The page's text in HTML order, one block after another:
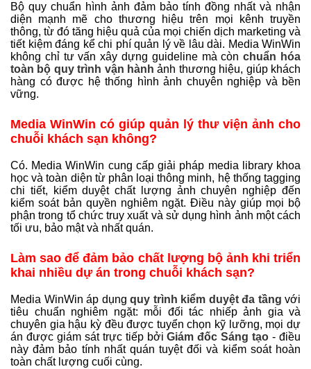
Bộ quy chuẩn hình ảnh đảm bảo tính đồng nhất và nhận
diện mạnh mẽ cho thương hiệu trên mọi kênh truyền
thông, từ đó tăng hiệu quả của mọi chiến dịch marketing và
tiết kiệm đáng kể chi phí quản lý về lâu dài. Media WinWin
không chỉ tư vấn xây dựng guideline mà cònchuẩn hóa
toàn bộ quy trình vận hành ảnh thương hiệu, giúp khách
hàng có được hệ thống hình ảnh chuyên nghiệp và bền
vững.
Media WinWin có giúp quản lý thư viện ảnh cho
chuỗi khách sạn không?
Có. Media WinWin cung cấp giải pháp media library khoa
học và toàn diện từ phân loại thông minh, hệ thống tagging
chi tiết, kiểm duyệt chất lượng ảnh chuyên nghiệp đến
kiểm soát bản quyền nghiêm ngặt. Điều này giúp mọi bộ
phận trong tổ chức truy xuất và sử dụng hình ảnh một cách
tối ưu, bảo mật và nhất quán.
Làm sao để đảm bảo chất lượng bộ ảnh khi triển
khai nhiều dự án trong chuỗi khách sạn?
Media WinWin áp dụng quy trình kiểm duyệt đa tầng với
tiêu chuẩn nghiêm ngặt: mỗi đối tác nhiếp ảnh gia và
chuyên gia hậu kỳ đều được tuyển chọn kỹ lưỡng, mọi dự
án được giám sát trực tiếp bởiGiám đốc Sáng tạo - điều
này đảm bảo tính nhất quán tuyệt đối và kiểm soát hoàn
toàn chất lượng cuối cùng.